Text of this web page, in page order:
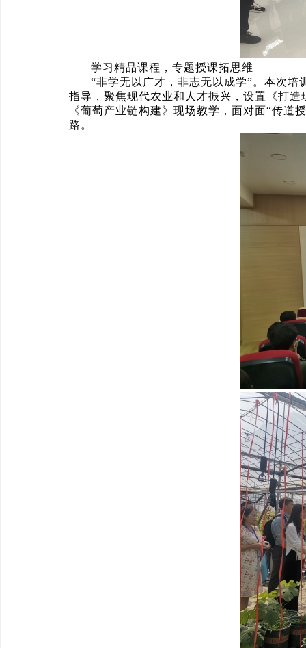
学习精品课程，专题授课拓思维
“非学无以广才，非志无以成学”。本次
指导，聚焦现代农业和人才振兴，设置《打
《葡萄产业链构建》现场教学，面对面“传道
路。